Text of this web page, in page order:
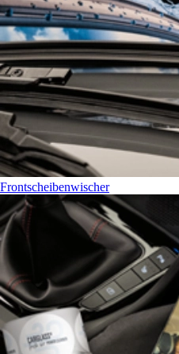
Frontscheibenwischer